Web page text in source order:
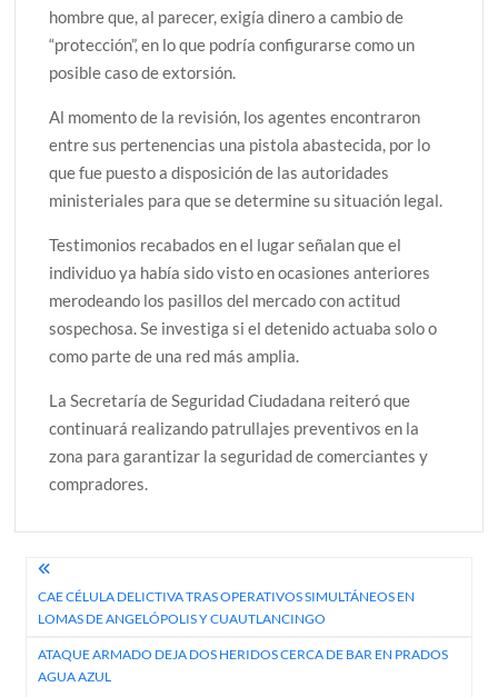
hombre que, al parecer, exigía dinero a cambio de
“protección”, en lo que podría configurarse como un
posible caso de extorsión.
Al momento de la revisión, los agentes encontraron
entre sus pertenencias una pistola abastecida, por lo
que fue puesto a disposición de las autoridades
ministeriales para que se determine su situación legal.
Testimonios recabados en el lugar señalan que el
individuo ya había sido visto en ocasiones anteriores
merodeando los pasillos del mercado con actitud
sospechosa. Se investiga si el detenido actuaba solo o
como parte de una red más amplia.
La Secretaría de Seguridad Ciudadana reiteró que
continuará realizando patrullajes preventivos en la
zona para garantizar la seguridad de comerciantes y
compradores.
Navegación
de
entradas
CAE CÉLULA DELICTIVA TRAS OPERATIVOS SIMULTÁNEOS EN
LOMAS DE ANGELÓPOLIS Y CUAUTLANCINGO
ATAQUE ARMADO DEJA DOS HERIDOS CERCA DE BAR EN PRADOS
AGUA AZUL